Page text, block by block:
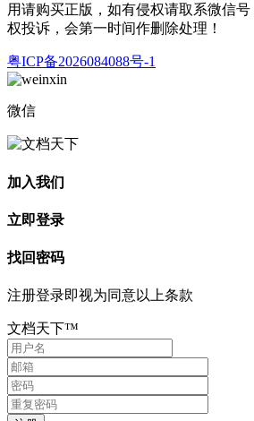
用请购买正版，如有侵权请取系微信
权投诉，会第一时间作删除处理！
粤ICP备2026084088号-1
微信
加入我们
立即登录
找回密码
注册登录即视为同意以上条款
文档天下™